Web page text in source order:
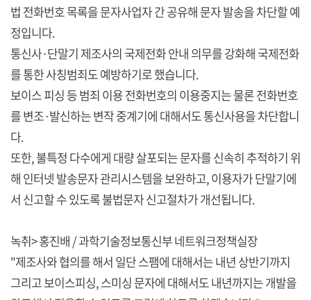
법 전화번호 목록을 문자사업자 간 공유해 문자 발송을 차단할 예
정입니다.
통신사·단말기 제조사의 국제전화 안내 의무를 강화해 국제전화
를 통한 사칭범죄도 예방하기로 했습니다.
보이스 피싱 등 범죄 이용 전화번호의 이용중지는 물론 전화번호
를 변조·발신하는 변작 중계기에 대해서도 통신사용을 차단합니
다.
또한, 불특정 다수에게 대량 살포되는 문자를 신속히 추적하기 위
해 인터넷 발송문자 관리시스템을 보완하고, 이용자가 단말기에
서 신고할 수 있도록 불법문자 신고절차가 개선됩니다.
녹취> 홍진배 / 과학기술정보통신부 네트워크정책실장
"제조사와 협의를 해서 일단 스팸에 대해서는 내년 상반기까지
그리고 보이스피싱, 스미싱 문자에 대해서도 내년까지는 개발을